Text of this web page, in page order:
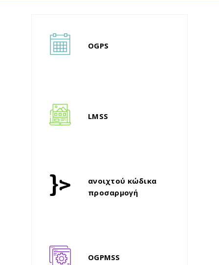
OGPS
LMSS
ανοιχτού κώδικα
προσαρμογή
OGPMSS